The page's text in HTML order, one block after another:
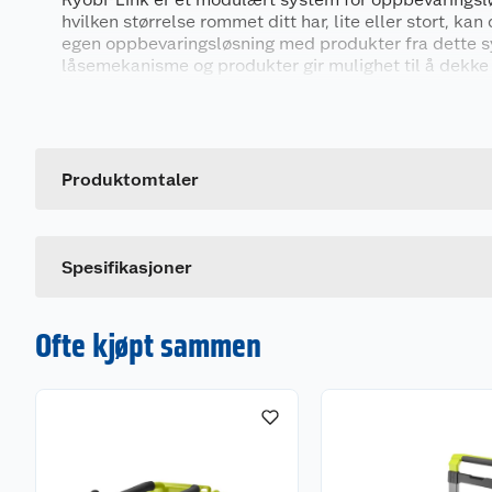
hvilken størrelse rommet ditt har, lite eller stort, kan
egen oppbevaringsløsning med produkter fra dette
låsemekanisme og produkter gir mulighet til å
Produktomtaler
Spesifikasjoner
Leverandørens artikkelnummer
Ofte kjøpt sammen